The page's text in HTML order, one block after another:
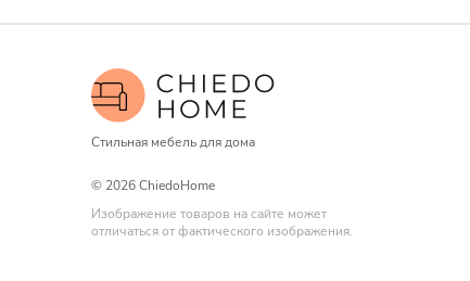
Стильная мебель для дома
© 2026 ChiedoHome
Изображение товаров на сайте может
отличаться от фактического изображения.